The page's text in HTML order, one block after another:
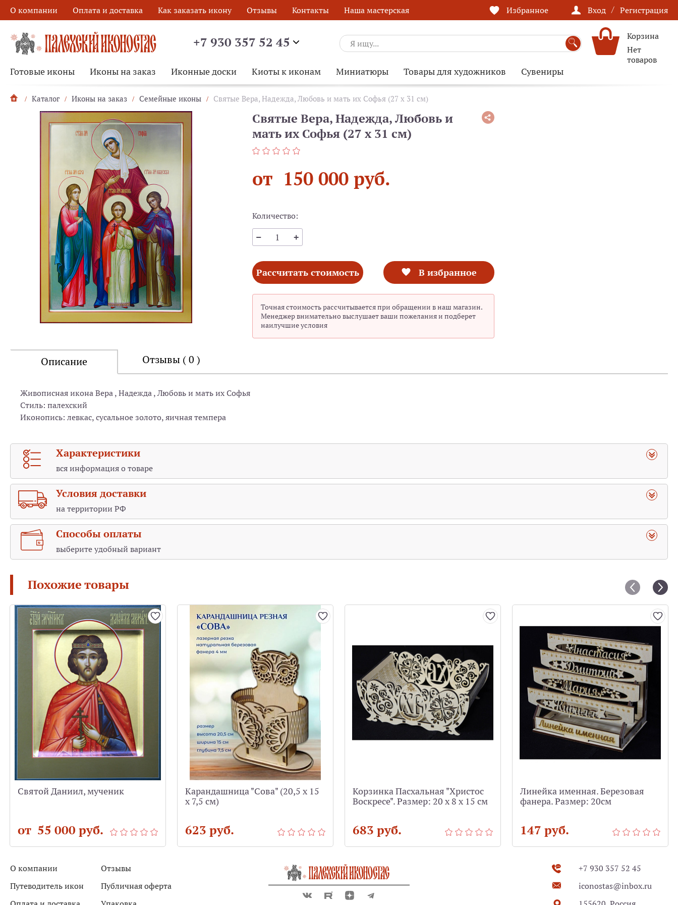
О компании Оплата и доставка Как заказать икону Отзывы Контакты Наша мастерская Избранное Вход / Регистрация
+7 930 357 52 45
Корзина
Нет
товаров
Готовые иконы Иконы на заказ Иконные доски Киоты к иконам Миниатюры Товары для художников Сувениры
Каталог Иконы на заказ Семейные иконы Святые Вера, Надежда, Любовь и мать их Софья (27 х 31 см)
Святые Вера, Надежда, Любовь и
мать их Софья (27 х 31 см)
от 150 000 руб.
Количество:
Рассчитать стоимость В избранное
Точная стоимость рассчитывается при обращении в наш магазин.
Менеджер внимательно выслушает ваши пожелания и подберет
наилучшие условия
Описание Отзывы ( 0 )
Живописная икона Вера , Надежда , Любовь и мать их Софья
Стиль: палехский
Иконопись: левкас, сусальное золото, яичная темпера
Характеристики
вся информация о товаре
Условия доставки
на территории РФ
Способы оплаты
выберите удобный вариант
Похожие товары
Святой Даниил, мученик
от 55 000 руб.
Карандашница "Сова" (20,5 х 15
х 7,5 см)
623 руб.
Корзинка Пасхальная "Христос
Воскресе". Размер: 20 х 8 х 15 см
683 руб.
Линейка именная. Березовая
фанера. Размер: 20см
147 руб.
О компании
Путеводитель икон
Отзывы
Публичная оферта
+7 930 357 52 45
iconostas@inbox.ru